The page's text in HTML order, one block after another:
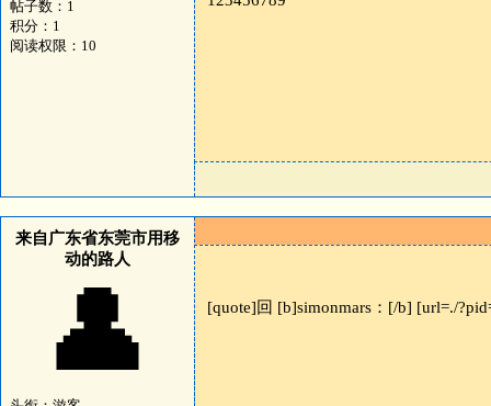
帖子数：1
积分：1
阅读权限：10
来自广东省东莞市用移
动的路人
👤 [quote]回 [b]simonmars：[/b] [url=./